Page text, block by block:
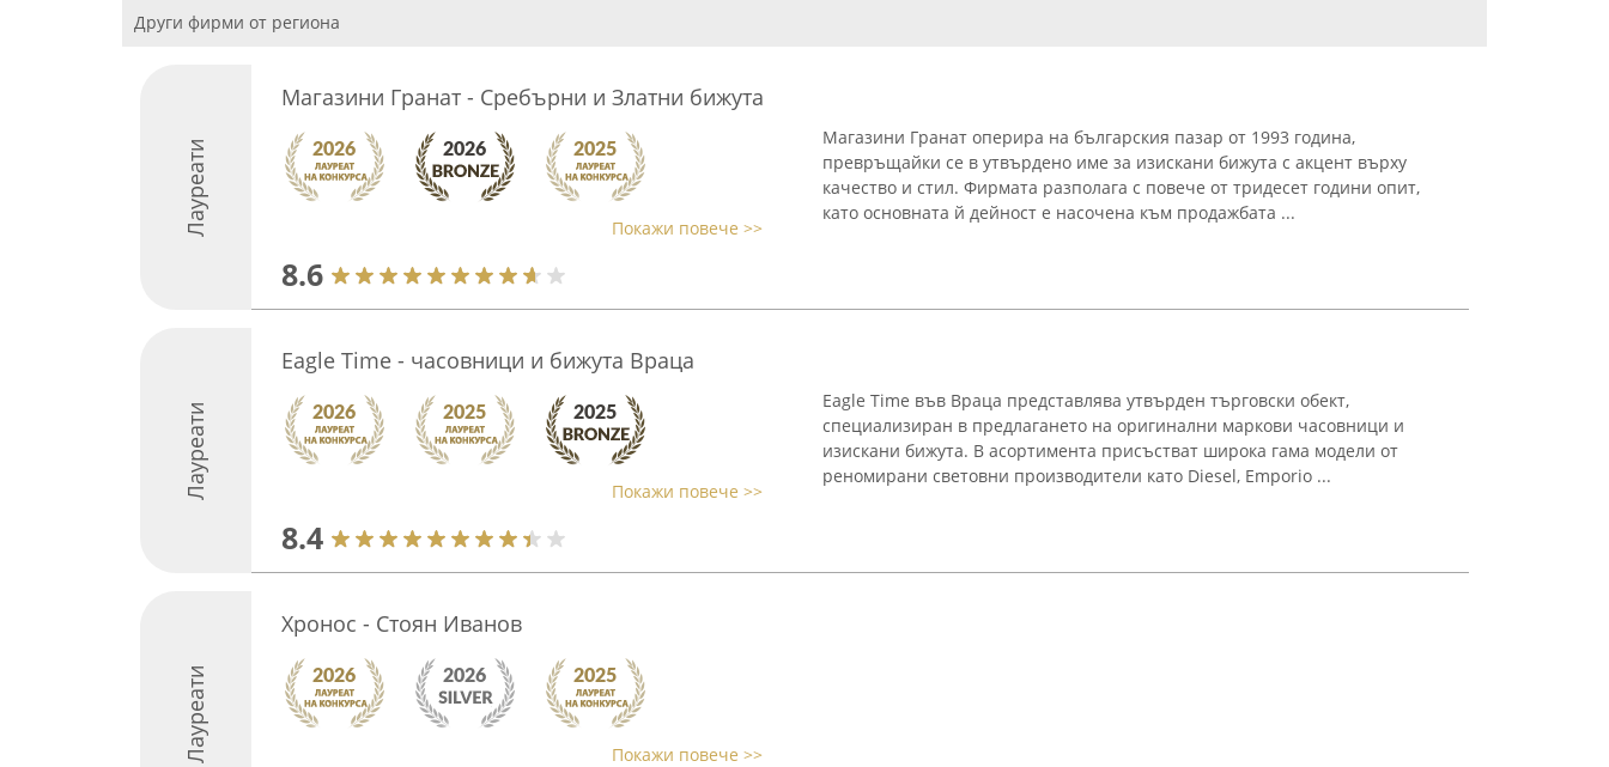
Други фирми от региона
Лауреати
Магазини Гранат - Сребърни и Златни бижута
Покажи повече >>
8.6
Магазини Гранат оперира на българския пазар от 1993 година,
превръщайки се в утвърдено име за изискани бижута с акцент върху
качество и стил. Фирмата разполага с повече от тридесет години опит,
като основната й дейност е насочена към продажбата ...
Лауреати
Еagle Тime - часовници и бижутa Враца
Покажи повече >>
8.4
Eagle Time във Враца представлява утвърден търговски обект,
специализиран в предлагането на оригинални маркови часовници и
изискани бижута. В асортимента присъстват широка гама модели от
реномирани световни производители като Diesel, Emporio ...
Лауреати
Хронос - Стоян Иванов
Покажи повече >>